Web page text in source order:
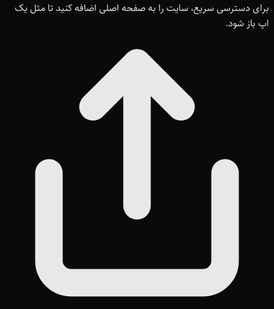
برای دسترسی سریع، سایت را به صفحه اصلی اضافه کنید تا مثل یک
اپ باز شود.